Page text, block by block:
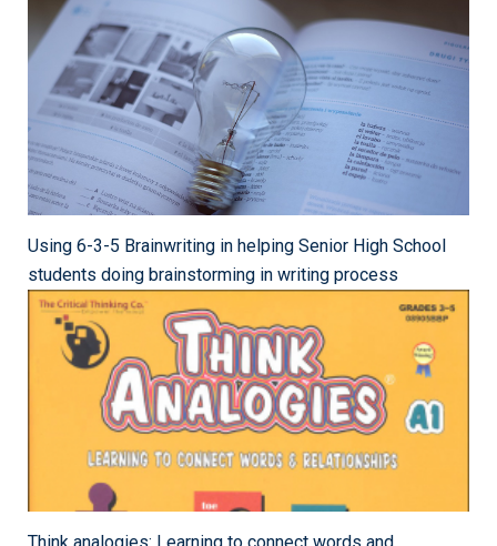
Using 6-3-5 Brainwriting in helping Senior High School
students doing brainstorming in writing process